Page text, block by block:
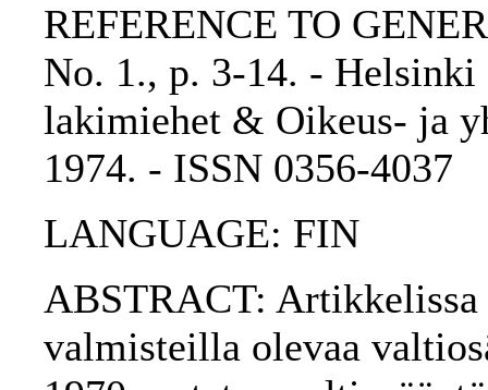
REFERENCE TO
No. 1., p. 3-14. - Helsinki
lakimiehet & Oikeus- ja
1974. - ISSN 0356-4037
LANGUAGE: FIN
ABSTRACT: Artikkelissa
valmisteilla olevaa